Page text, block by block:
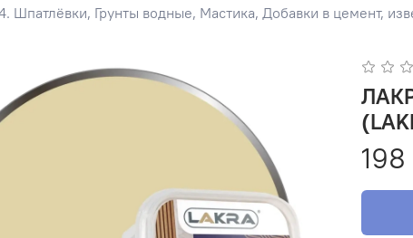
Шпатлёвки, Грунты водные, Мастика, Добавки в цемент,